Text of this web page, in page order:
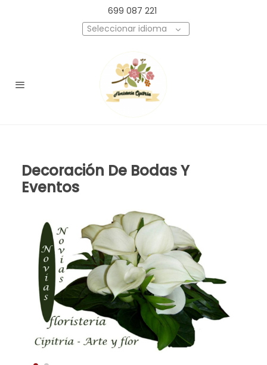
699 087 221
Seleccionar idioma
Decoración De Bodas Y
Eventos